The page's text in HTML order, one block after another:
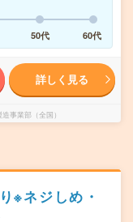
50代 60代
詳しく見る
事業部（全国）
※ネジしめ・